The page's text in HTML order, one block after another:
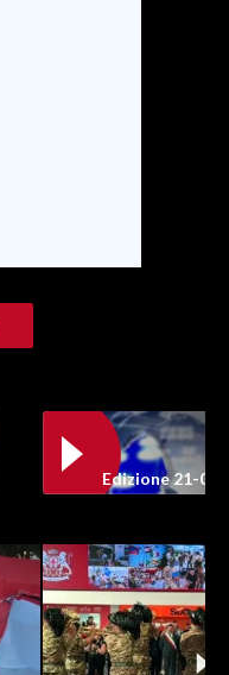
Edizione 21-05-